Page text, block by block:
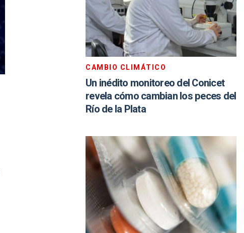
CAMBIO CLIMÁTICO
Un inédito monitoreo del Conicet
revela cómo cambian los peces del
Río de la Plata